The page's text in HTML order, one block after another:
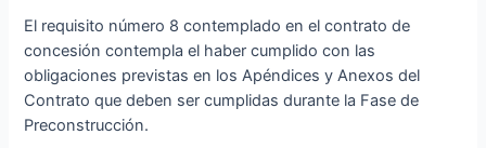
El requisito número 8 contemplado en el contrato de
concesión contempla el haber cumplido con las
obligaciones previstas en los Apéndices y Anexos del
Contrato que deben ser cumplidas durante la Fase de
Preconstrucción.